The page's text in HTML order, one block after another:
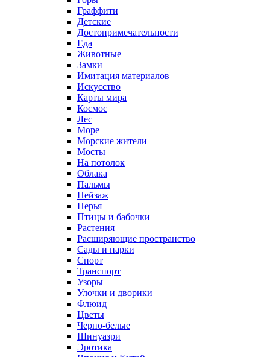
Граффити
Детские
Достопримечательности
Еда
Животные
Замки
Имитация материалов
Искусство
Карты мира
Космос
Лес
Море
Морские жители
Мосты
На потолок
Облака
Пальмы
Пейзаж
Перья
Птицы и бабочки
Растения
Расширяющие пространство
Сады и парки
Спорт
Транспорт
Узоры
Улочки и дворики
Флюид
Цветы
Черно-белые
Шинуазри
Эротика